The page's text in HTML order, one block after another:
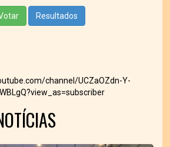
Resultados
channel/UCZaOZdn-Y-